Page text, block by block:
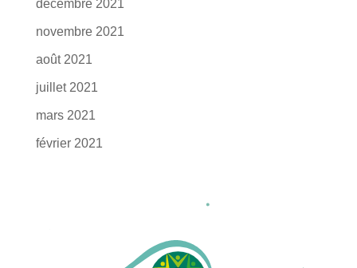
décembre 2021
novembre 2021
août 2021
juillet 2021
mars 2021
février 2021